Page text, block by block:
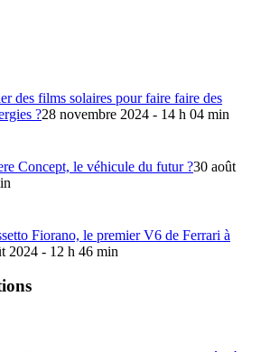
des films solaires pour faire faire des
?28 novembre 2024 - 14 h 04 min
Concept, le véhicule du futur ?30 août
Fiorano, le premier V6 de Ferrari à
2024 - 12 h 46 min